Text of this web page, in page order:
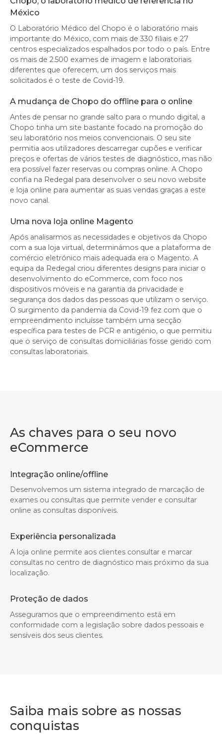
México
O Laboratório Médico del Chopo é o laboratório mais
importante do México, com mais de 330 filiais e 27
centros especializados espalhados por todo o país. Entre
os mais de 2.500 exames de imagem e laboratoriais
diferentes que oferecem, um dos serviços mais
solicitados é o teste de Covid-19.
A mudança de Chopo do offline para o online
Antes de pensar no grande salto para o mundo digital, a
Chopo tinha um site bastante focado na promoção do
seu laboratório nos meios convencionais. O seu site
permitia aos utilizadores descarregar cupões e verificar
preços e ofertas de vários testes de diagnóstico, mas não
era possível fazer reservas ou compras online. A Chopo
confia na Redegal para desenvolver o seu novo website
e loja online para aumentar as suas vendas graças a este
novo canal.
Uma nova loja online Magento
Após analisarmos as necessidades e objetivos da Chopo
com a sua loja virtual, determinámos que a plataforma de
comércio eletrónico mais adequada era o Magento. A
equipa da Redegal criou diferentes designs para iniciar o
desenvolvimento do eCommerce, com foco nos
dispositivos móveis e na garantia da privacidade e
segurança dos dados das pessoas que utilizam o serviço.
O surgimento da pandemia da Covid-19 fez com que o
empreendimento incluísse também uma secção
específica para testes de PCR e antigénio, o que permitiu
que o serviço de consultas domiciliárias fosse gerido com
consultas laboratoriais.
As chaves para o seu novo
eCommerce
Integração online/offline
Desenvolvemos um sistema integrado de marcação de
exames ou consultas que permite vender e consultar
online as consultas disponíveis.
Experiência personalizada
A loja online permite aos clientes consultar e marcar
consultas no centro de diagnóstico mais próximo da sua
localização.
Proteção de dados
Asseguramos que o empreendimento está em
conformidade com a legislação sobre dados pessoais e
sensíveis dos seus clientes.
Saiba mais sobre as nossas
conquistas